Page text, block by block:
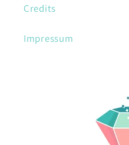
Credits
Impressum